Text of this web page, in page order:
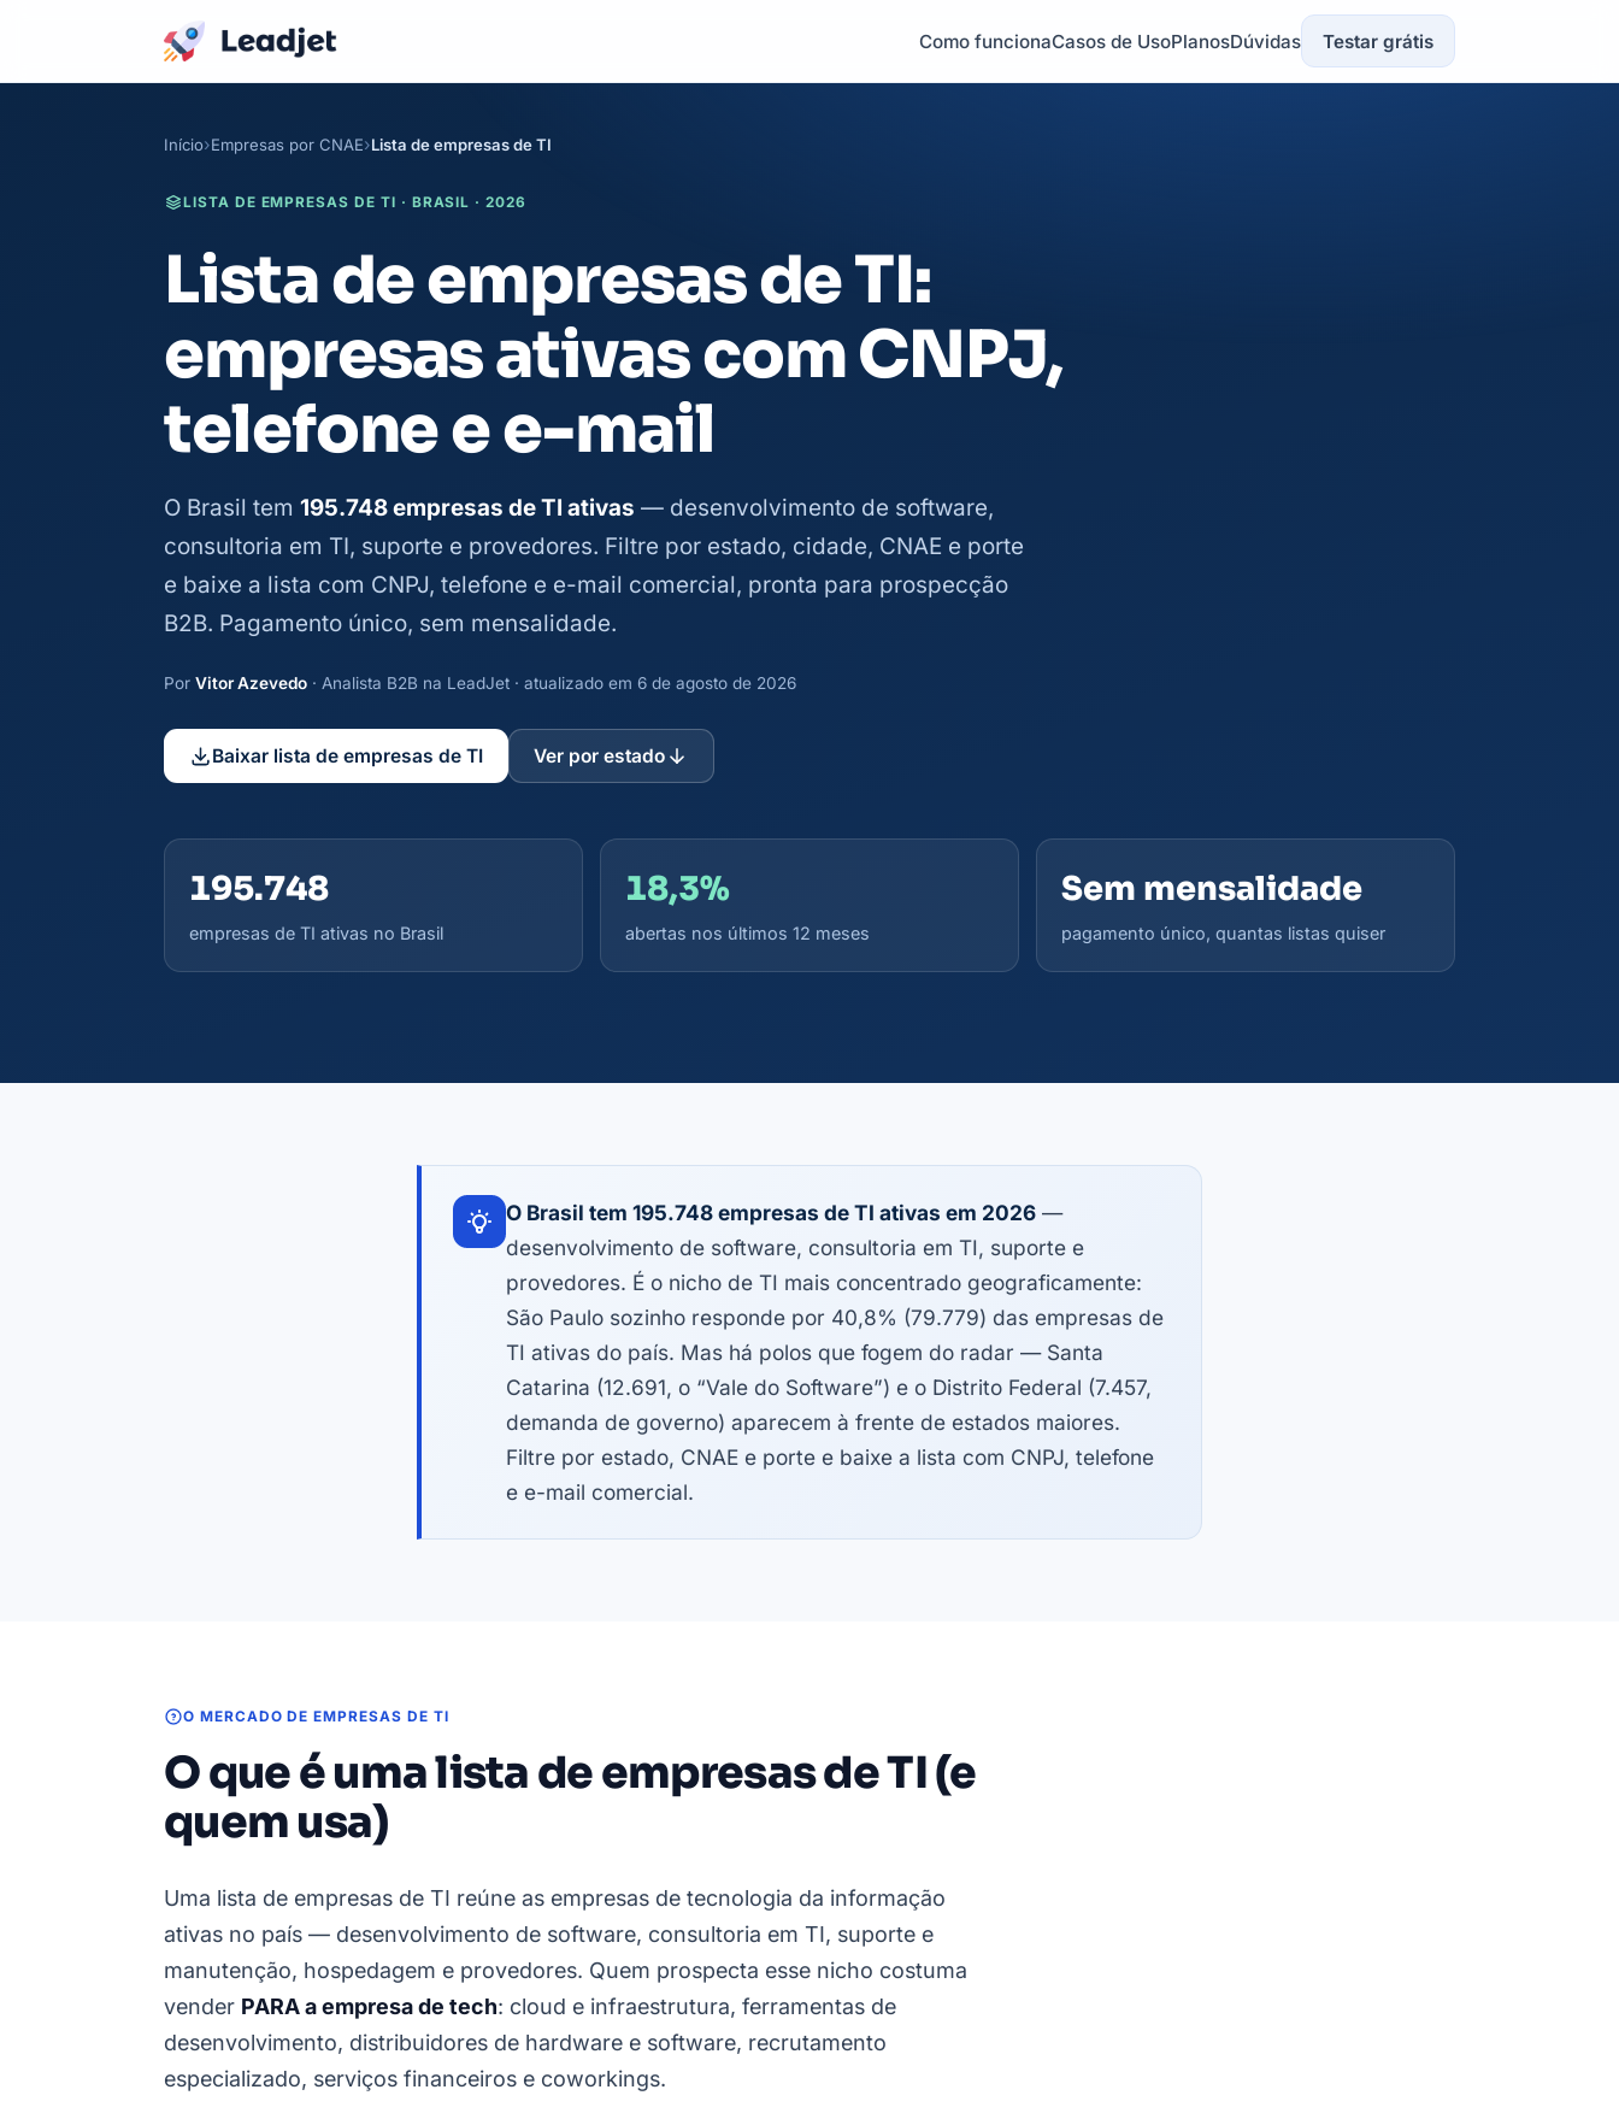
Como funcionaCasos de UsoPlanosDúvidas Testar grátis
Início Empresas por CNAE Lista de empresas de TI
LISTA DE EMPRESAS DE TI · BRASIL · 2026
Lista de empresas de TI:
empresas ativas com CNPJ,
telefone e e-mail
O Brasil tem 195.748 empresas de TI ativas — desenvolvimento de software,
consultoria em TI, suporte e provedores. Filtre por estado, cidade, CNAE e porte
e baixe a lista com CNPJ, telefone e e-mail comercial, pronta para prospecção
B2B. Pagamento único, sem mensalidade.
Por Vitor Azevedo · Analista B2B na LeadJet · atualizado em 6 de agosto de 2026
Baixar lista de empresas de TI Ver por estado
195.748
empresas de TI ativas no Brasil
18,3%
abertas nos últimos 12 meses
Sem mensalidade
pagamento único, quantas listas quiser
O Brasil tem 195.748 empresas de TI ativas em 2026 —
desenvolvimento de software, consultoria em TI, suporte e
provedores. É o nicho de TI mais concentrado geograficamente:
São Paulo sozinho responde por 40,8% (79.779) das empresas de
TI ativas do país. Mas há polos que fogem do radar — Santa
Catarina (12.691, o “Vale do Software”) e o Distrito Federal (7.457,
demanda de governo) aparecem à frente de estados maiores.
Filtre por estado, CNAE e porte e baixe a lista com CNPJ, telefone
e e-mail comercial.
O MERCADO DE EMPRESAS DE TI
O que é uma lista de empresas de TI (e
quem usa)
Uma lista de empresas de TI reúne as empresas de tecnologia da informação
ativas no país — desenvolvimento de software, consultoria em TI, suporte e
manutenção, hospedagem e provedores. Quem prospecta esse nicho costuma
vender PARA a empresa de tech: cloud e infraestrutura, ferramentas de
desenvolvimento, distribuidores de hardware e software, recrutamento
especializado, serviços financeiros e coworkings.